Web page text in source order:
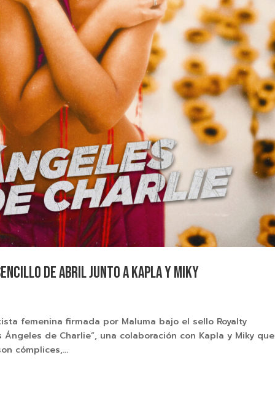
de Abril junto a Kapla y Miky
femenina firmada por Maluma bajo el sello Royalty
de Charlie”, una colaboración con Kapla y Miky que
cómplices,...